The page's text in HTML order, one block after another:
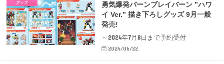
グッズ
勇気爆発バーンブレイバーン ”ハワ
イ Ver.” 描き下ろしグッズ 9月一般
発売!
～2024年7月8日まで予約受付
2024/06/22